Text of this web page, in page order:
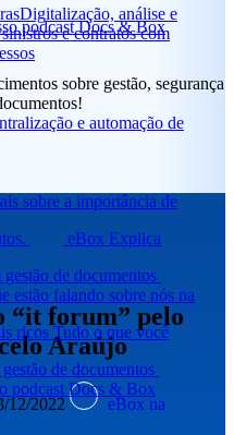
Digitalização, análise e
e contratos com
e automação de
sobre a importância de
eBox Explica
de documentos
estão falando sobre nós na
ricos Tudo o que você
de documentos
podcast Docs & Box
podcast Docs & Box
sobre gestão, segurança
“it forum” pelo
Araújo
12/2022
eBox na